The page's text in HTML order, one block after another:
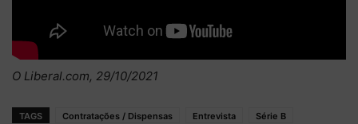
O Liberal.com, 29/10/2021
TAGS Contratações / Dispensas Entrevista Série B